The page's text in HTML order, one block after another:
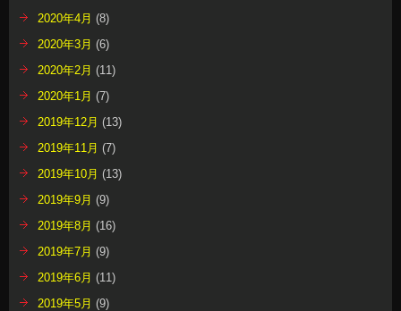
2020年4月 (8)
2020年3月 (6)
2020年2月 (11)
2020年1月 (7)
2019年12月 (13)
2019年11月 (7)
2019年10月 (13)
2019年9月 (9)
2019年8月 (16)
2019年7月 (9)
2019年6月 (11)
2019年5月 (9)